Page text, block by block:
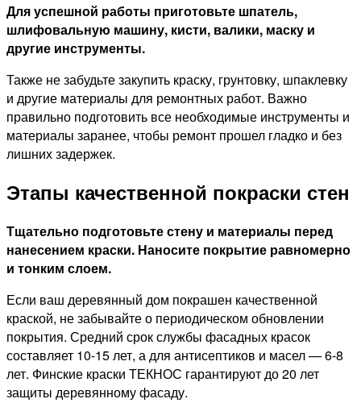
Для успешной работы приготовьте шпатель,
шлифовальную машину, кисти, валики, маску и
другие инструменты.
Также не забудьте закупить краску, грунтовку, шпаклевку
и другие материалы для ремонтных работ. Важно
правильно подготовить все необходимые инструменты и
материалы заранее, чтобы ремонт прошел гладко и без
лишних задержек.
Этапы качественной покраски стен
Тщательно подготовьте стену и материалы перед
нанесением краски. Наносите покрытие равномерно
и тонким слоем.
Если ваш деревянный дом покрашен качественной
краской, не забывайте о периодическом обновлении
покрытия. Средний срок службы фасадных красок
составляет 10-15 лет, а для антисептиков и масел — 6-8
лет. Финские краски ТЕКНОС гарантируют до 20 лет
защиты деревянному фасаду.